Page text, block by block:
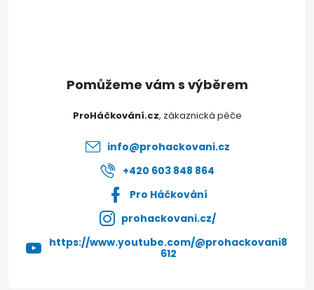
ProHáčkování.cz
info@prohackovani.cz
+420 603 848 864
Pro Háčkování
prohackovani.cz/
https://www.youtube.com/@prohackovani8
612